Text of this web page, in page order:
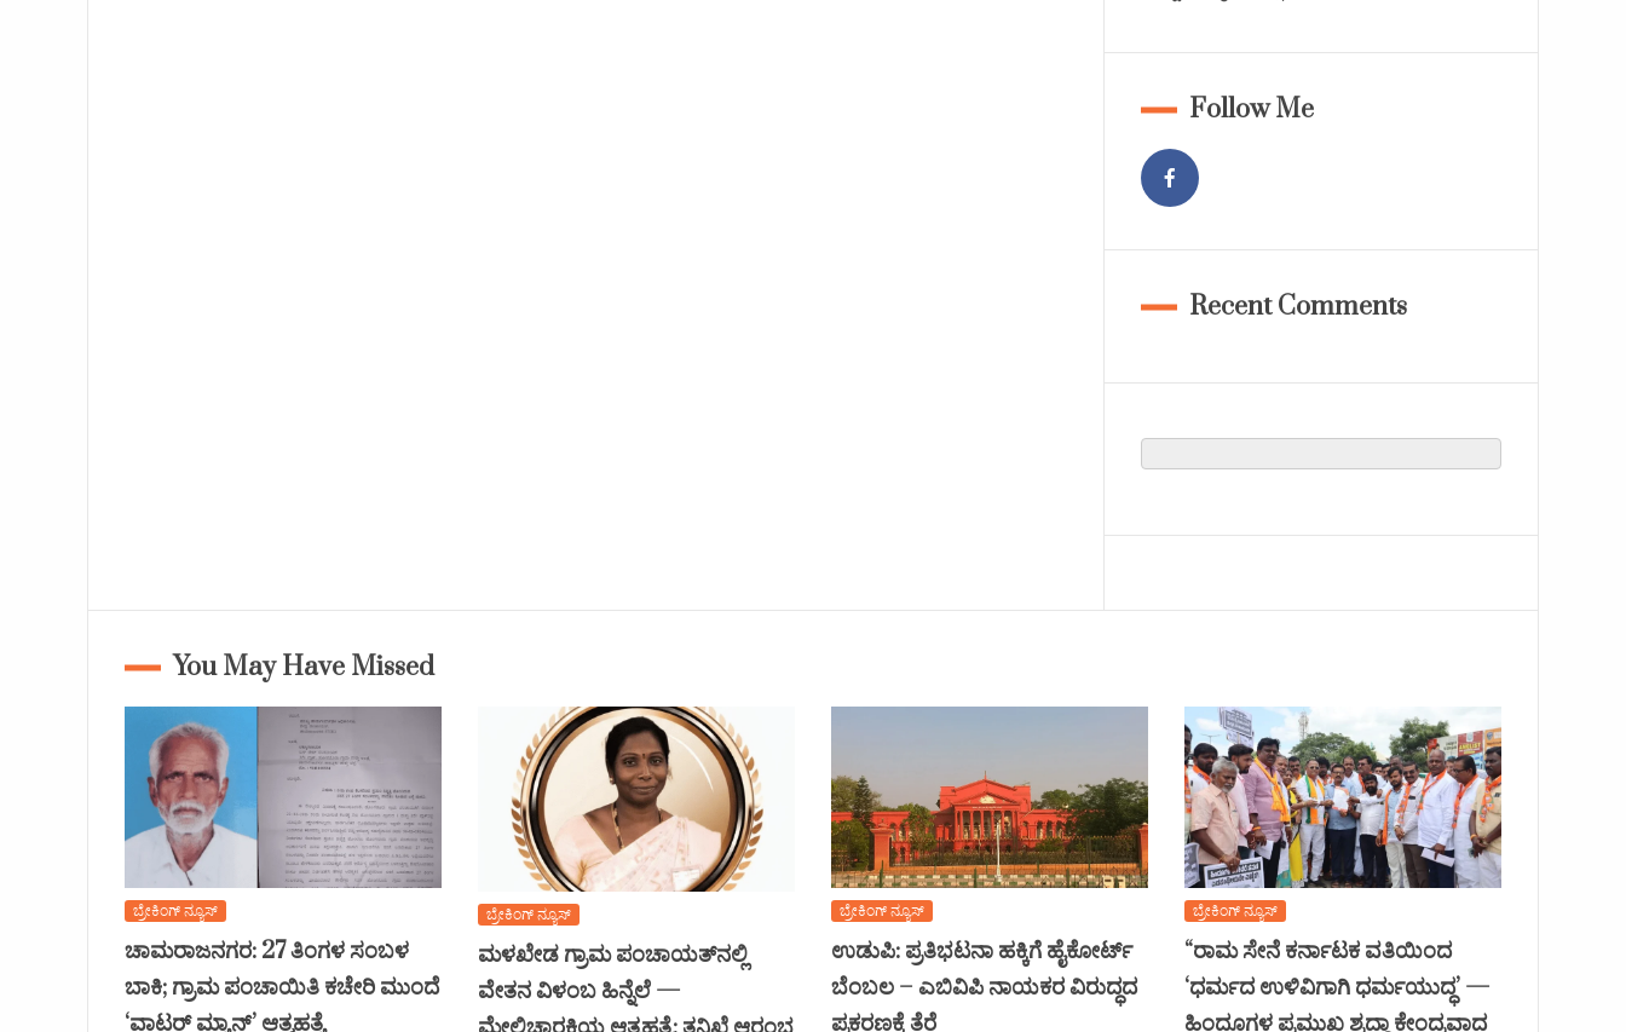
Follow Me
Recent Comments
You May Have Missed
ಬ್ರೇಕಿಂಗ್ ನ್ಯೂಸ್
ಚಾಮರಾಜನಗರ: 27 ತಿಂಗಳ ಸಂಬಳ
ಬಾಕಿ; ಗ್ರಾಮ ಪಂಚಾಯಿತಿ ಕಚೇರಿ ಮುಂದೆ
‘ವಾಟರ್ ಮ್ಯಾನ್’ ಆತ್ಮಹತ್ಯೆ
ಬ್ರೇಕಿಂಗ್ ನ್ಯೂಸ್
ಮಳಖೇಡ ಗ್ರಾಮ ಪಂಚಾಯತ್‌ನಲ್ಲಿ
ವೇತನ ವಿಳಂಬ ಹಿನ್ನೆಲೆ —
ಬ್ರೇಕಿಂಗ್ ನ್ಯೂಸ್
ಉಡುಪಿ: ಪ್ರತಿಭಟನಾ ಹಕ್ಕಿಗೆ ಹೈಕೋರ್ಟ್
ಬೆಂಬಲ – ಎಬಿವಿಪಿ ನಾಯಕರ ವಿರುದ್ಧದ
ಪ್ರಕರಣಕ್ಕೆ ತೆರೆ
ಬ್ರೇಕಿಂಗ್ ನ್ಯೂಸ್
“ರಾಮ ಸೇನೆ ಕರ್ನಾಟಕ ವತಿಯಿಂದ
‘ಧರ್ಮದ ಉಳಿವಿಗಾಗಿ ಧರ್ಮಯುದ್ಧ’ —
ಹಿಂದೂಗಳ ಪ್ರಮುಖ ಶ್ರದ್ಧಾ ಕೇಂದ್ರವಾದ